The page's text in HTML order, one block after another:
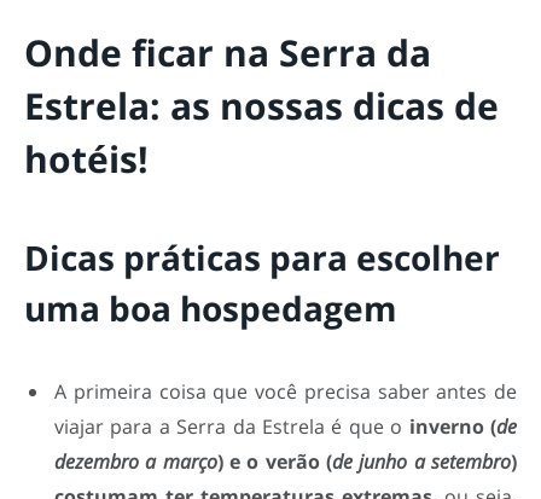
Onde ficar na Serra da
Estrela: as nossas dicas de
hotéis!
Dicas práticas para escolher
uma boa hospedagem
A primeira coisa que você precisa saber antes de
viajar para a Serra da Estrela é que o inverno (de
dezembro a março) e o verão (de junho a setembro)